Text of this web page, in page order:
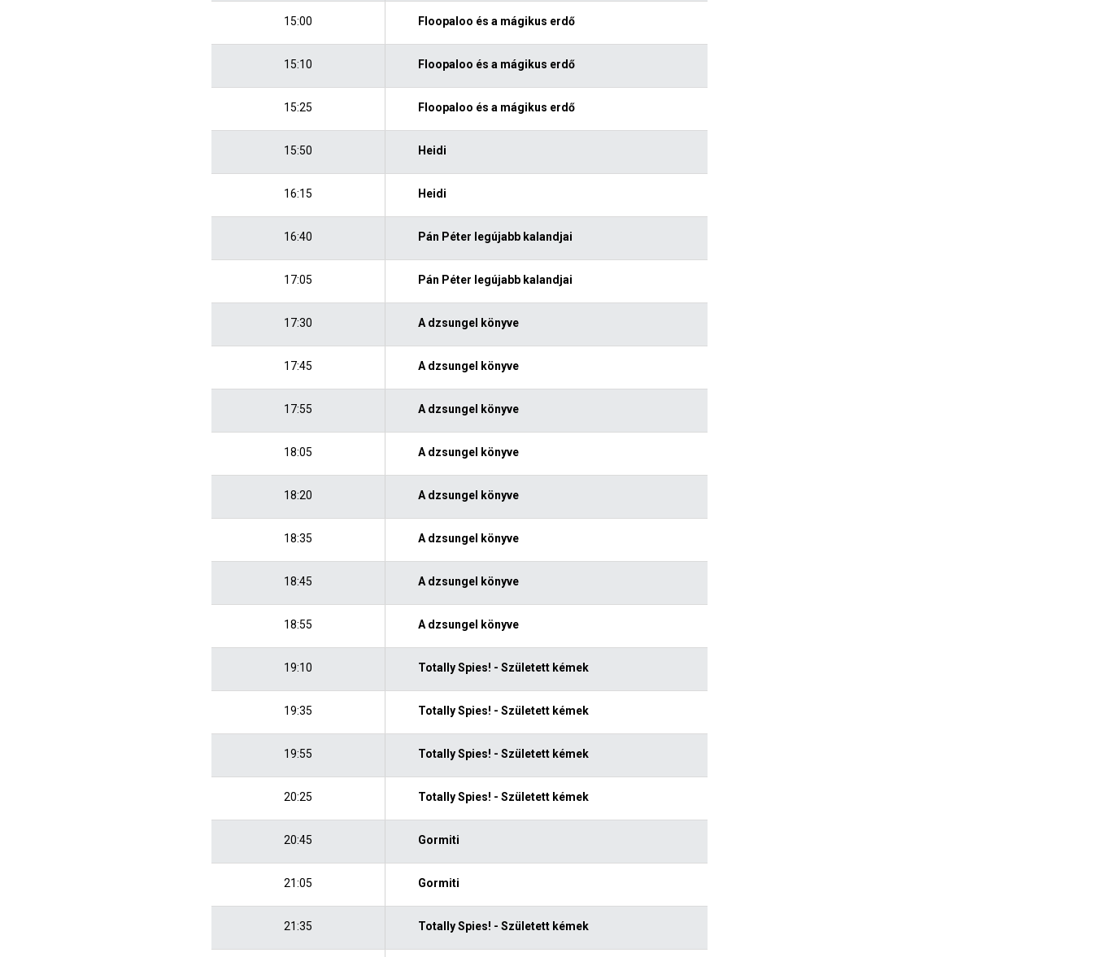
15:00 Floopaloo és a mágikus erdő
15:10 Floopaloo és a mágikus erdő
15:25 Floopaloo és a mágikus erdő
15:50 Heidi
16:15 Heidi
16:40 Pán Péter legújabb kalandjai
17:05 Pán Péter legújabb kalandjai
17:30 A dzsungel könyve
17:45 A dzsungel könyve
17:55 A dzsungel könyve
18:05 A dzsungel könyve
18:20 A dzsungel könyve
18:35 A dzsungel könyve
18:45 A dzsungel könyve
18:55 A dzsungel könyve
19:10 Totally Spies! - Született kémek
19:35 Totally Spies! - Született kémek
19:55 Totally Spies! - Született kémek
20:25 Totally Spies! - Született kémek
20:45 Gormiti
21:05 Gormiti
21:35 Totally Spies! - Született kémek